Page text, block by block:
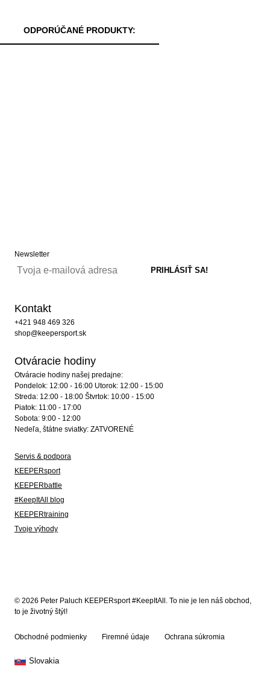
ODPORÚČANÉ PRODUKTY:
Newsletter
Kontakt
+421 948 469 326
shop@keepersport.sk
Otváracie hodiny
Otváracie hodiny našej predajne:
Pondelok: 12:00 - 16:00 Utorok: 12:00 - 15:00
Streda: 12:00 - 18:00 Štvrtok: 10:00 - 15:00
Piatok: 11:00 - 17:00
Sobota: 9:00 - 12:00
Nedeľa, štátne sviatky: ZATVORENÉ
Servis & podpora
KEEPERsport
KEEPERbattle
#KeepItAll blog
KEEPERtraining
Tvoje výhody
© 2026 Peter Paluch KEEPERsport #KeepItAll. To nie je len náš obchod,
to je životný štýl!
Obchodné podmienky Firemné údaje Ochrana súkromia
Slovakia